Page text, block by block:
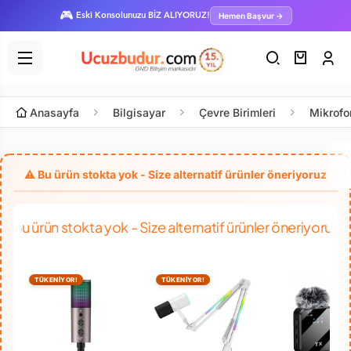
🎮 Eski Konsolunuzu BİZ ALIYORUZ! Hemen Başvur →
Anasayfa Bilgisayar Çevre Birimleri
Bu ürün stokta yok - Size alternatif ürünler öneriyoruz
TÜKENİYOR! TÜKENİYOR!